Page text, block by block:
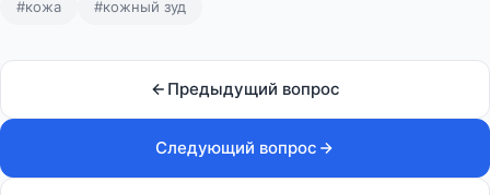
#кожа #кожный зуд
Предыдущий вопрос
Следующий вопрос